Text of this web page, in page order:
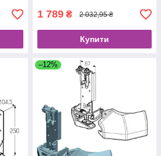
1 789 ₴ 2 032,95 ₴
Купити
–12%